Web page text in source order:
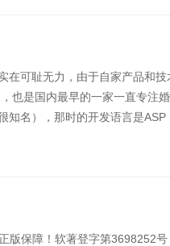
可耻无力，由于自家产品和技
是国内最早的一家一直专注
知名），那时的开发语言是ASP
版保障！软著登字第3698252号